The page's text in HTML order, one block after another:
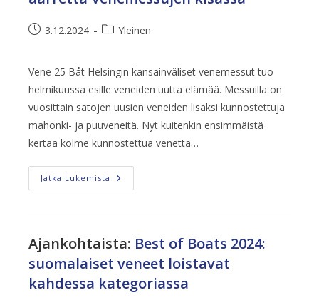
Artikkeli3.12.2024
Artikkelin
Yleinen
Vene 25 Båt Helsingin kansainväliset venemessut tuo
helmikuussa esille veneiden uutta elämää. Messuilla on
vuosittain satojen uusien veneiden lisäksi kunnostettuja
mahonki- ja puuveneitä. Nyt kuitenkin ensimmäistä
kertaa kolme kunnostettua venettä…
Jatka Lukemista Kolme
Kunnostettua
Ajankohtaista: Best of Boats 2024:
suomalaiset veneet loistavat
kahdessa kategoriassa